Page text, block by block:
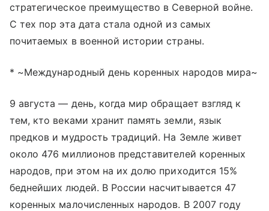
стратегическое преимущество в Северной войне.
С тех пор эта дата стала одной из самых
почитаемых в военной истории страны.
* ~Международный день коренных народов мира~
9 августа — день, когда мир обращает взгляд к
тем, кто веками хранит память земли, язык
предков и мудрость традиций. На Земле живет
около 476 миллионов представителей коренных
народов, при этом на их долю приходится 15%
беднейших людей. В России насчитывается 47
коренных малочисленных народов. В 2007 году